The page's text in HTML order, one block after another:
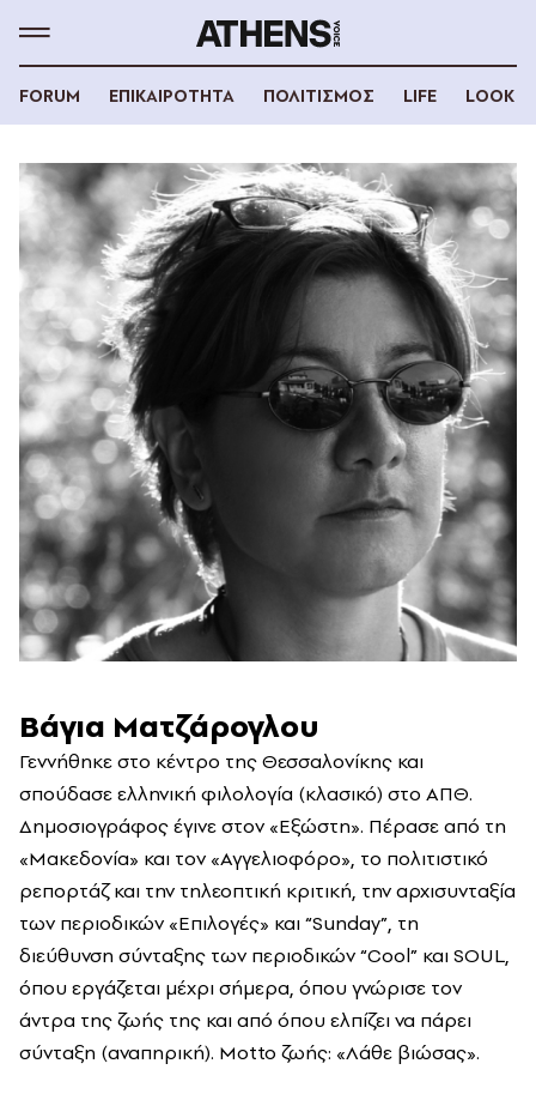
FORUM ΕΠΙΚΑΙΡΟΤΗΤΑ ΠΟΛΙΤΙΣΜΟΣ LIFE LOOK
Βάγια Ματζάρογλου
Γεννήθηκε στο κέντρο της Θεσσαλονίκης και
σπούδασε ελληνική φιλολογία (κλασικό) στο ΑΠΘ.
Δημοσιογράφος έγινε στον «Εξώστη». Πέρασε από τη
«Μακεδονία» και τον «Αγγελιοφόρο», το πολιτιστικό
ρεπορτάζ και την τηλεοπτική κριτική, την αρχισυνταξία
των περιοδικών «Επιλογές» και “Sunday”, τη
διεύθυνση σύνταξης των περιοδικών “Cool” και SOUL,
όπου εργάζεται μέχρι σήμερα, όπου γνώρισε τον
άντρα της ζωής της και από όπου ελπίζει να πάρει
σύνταξη (αναπηρική). Motto ζωής: «Λάθε βιώσας».